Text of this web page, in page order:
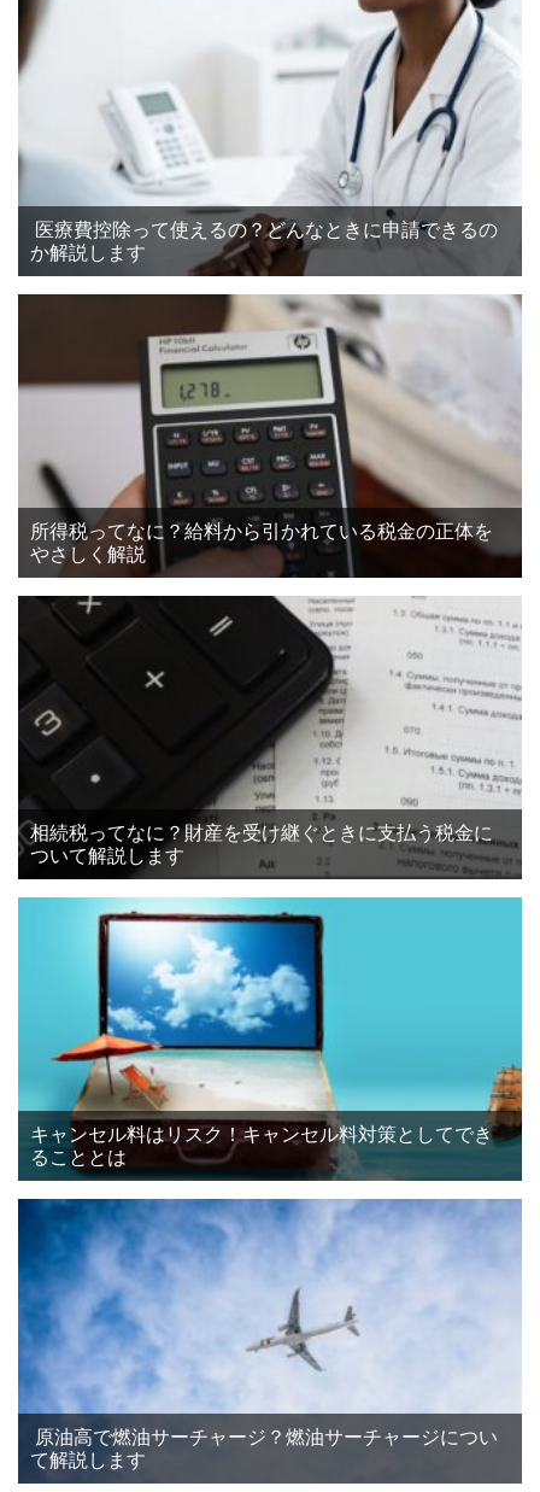
医療費控除って使えるの？どんなときに申請できるの
か解説します
所得税ってなに？給料から引かれている税金の正体を
やさしく解説
相続税ってなに？財産を受け継ぐときに支払う税金に
ついて解説します
キャンセル料はリスク！キャンセル料対策としてでき
ることとは
原油高で燃油サーチャージ？燃油サーチャージについ
て解説します